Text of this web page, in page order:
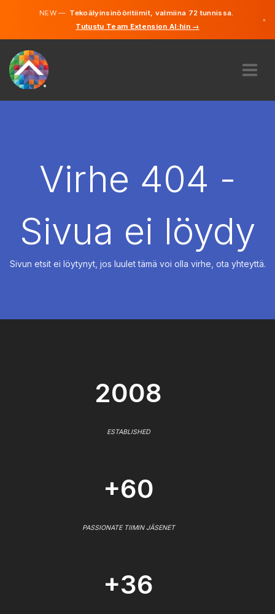
NEW —Tekoälyinsinööritiimit, valmiina 72 tunnissa.
Tutustu Team Extension AI:hin →
×
VUOKRAUS
Saksa
Englanti
Virhe 404 -
Sivua ei löydy
Sivun etsit ei löytynyt, jos luulet tämä voi olla virhe, ota yhteyttä.
2008
ESTABLISHED
+60
PASSIONATE TIIMIN JÄSENET
+36